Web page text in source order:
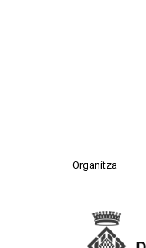
Organitza